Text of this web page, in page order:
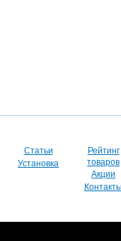
Статьи
Установка
Рейтинг
товаров
Акции